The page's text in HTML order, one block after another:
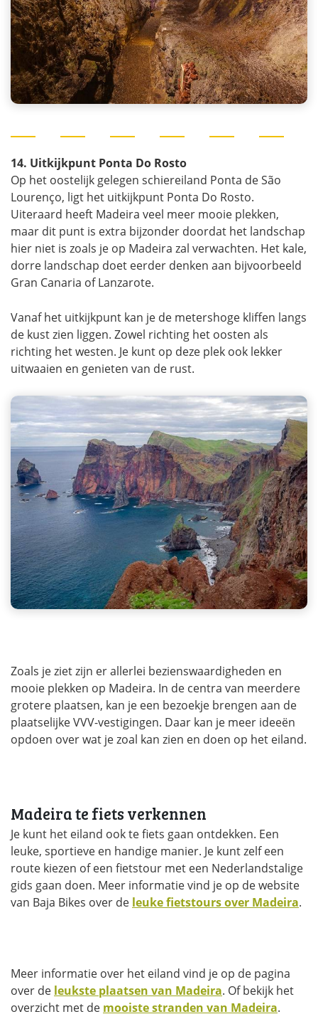
14. Uitkijkpunt Ponta Do Rosto
Op het oostelijk gelegen schiereiland Ponta de São
Lourenço, ligt het uitkijkpunt Ponta Do Rosto.
Uiteraard heeft Madeira veel meer mooie plekken,
maar dit punt is extra bijzonder doordat het landschap
hier niet is zoals je op Madeira zal verwachten. Het kale,
dorre landschap doet eerder denken aan bijvoorbeeld
Gran Canaria of Lanzarote.
Vanaf het uitkijkpunt kan je de metershoge kliffen langs
de kust zien liggen. Zowel richting het oosten als
richting het westen. Je kunt op deze plek ook lekker
uitwaaien en genieten van de rust.
Zoals je ziet zijn er allerlei bezienswaardigheden en
mooie plekken op Madeira. In de centra van meerdere
grotere plaatsen, kan je een bezoekje brengen aan de
plaatselijke VVV-vestigingen. Daar kan je meer ideeën
opdoen over wat je zoal kan zien en doen op het eiland.
Madeira te fiets verkennen
Je kunt het eiland ook te fiets gaan ontdekken. Een
leuke, sportieve en handige manier. Je kunt zelf een
route kiezen of een fietstour met een Nederlandstalige
gids gaan doen. Meer informatie vind je op de website
van Baja Bikes over de leuke fietstours over Madeira.
Meer informatie over het eiland vind je op de pagina
over de leukste plaatsen van Madeira. Of bekijk het
overzicht met de mooiste stranden van Madeira.